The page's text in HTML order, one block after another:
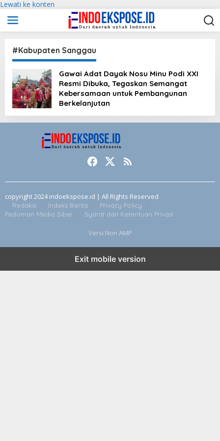
Lewati ke konten
#Kabupaten Sanggau
Gawai Adat Dayak Nosu Minu Podi XXI
Resmi Dibuka, Tegaskan Semangat
Kebersamaan untuk Pembangunan
Berkelanjutan
copyright 2024 indoekspose.id | All Rights Reserved
Redaksi Indeks Berita
Privacy Policy
Pedoman Media Siber
Syarat dan Ketentuan Privasi
Versi Non AMP
Exit mobile version